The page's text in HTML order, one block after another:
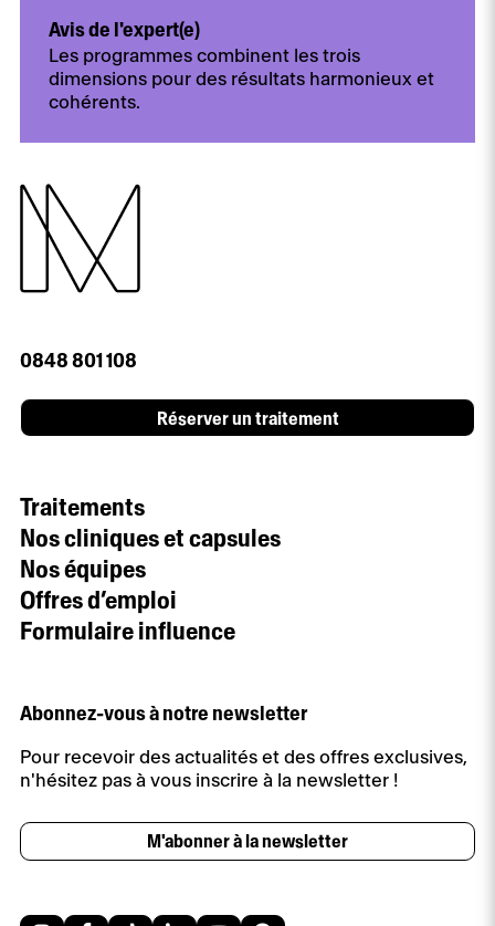
Avis de l'expert(e)
Les programmes combinent les trois
dimensions pour des résultats harmonieux et
cohérents.
0848 801 108
Réserver un traitement
Traitements
Nos cliniques et capsules
Nos équipes
Offres d’emploi
Formulaire influence
Abonnez-vous à notre newsletter
Pour recevoir des actualités et des offres exclusives,
n'hésitez pas à vous inscrire à la newsletter !
M'abonner à la newsletter